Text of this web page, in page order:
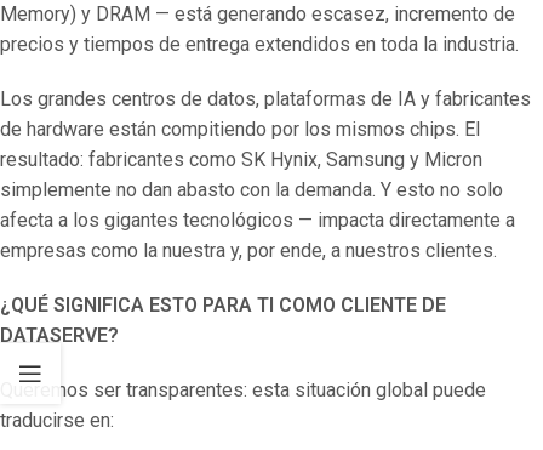
Memory) y DRAM — está generando escasez, incremento de
precios y tiempos de entrega extendidos en toda la industria.
Los grandes centros de datos, plataformas de IA y fabricantes
de hardware están compitiendo por los mismos chips. El
resultado: fabricantes como SK Hynix, Samsung y Micron
simplemente no dan abasto con la demanda. Y esto no solo
afecta a los gigantes tecnológicos — impacta directamente a
empresas como la nuestra y, por ende, a nuestros clientes.
¿QUÉ SIGNIFICA ESTO PARA TI COMO CLIENTE DE
DATASERVE?
Queremos ser transparentes: esta situación global puede
traducirse en: